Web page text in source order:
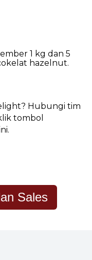
1 kg dan 5
hazelnut.
Hubungi tim
tombol
Sales